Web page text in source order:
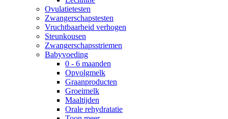
Ovulatietesten
Zwangerschapstesten
Vruchtbaarheid verhogen
Steunkousen
Zwangerschapsstriemen
Babyvoeding
0 - 6 maanden
Opvolgmelk
Graanproducten
Groeimelk
Maaltijden
Orale rehydratatie